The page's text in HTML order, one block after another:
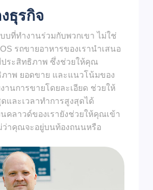
ธุรกิจ
บที่ทำงานร่วมกับพวกเขา ไม่ใช่
รถขายอาหารของเรานำเสนอ
ประสิทธิภาพ ซึ่งช่วยให้คุณ
าพ ยอดขาย และแนวโน้มของ
านการขายโดยละเอียด ช่วยให้
ละเวลาทำการสูงสุดได้
คลาวด์ของเรายังช่วยให้คุณเข้า
ว่าคุณจะอยู่บนท้องถนนหรือ